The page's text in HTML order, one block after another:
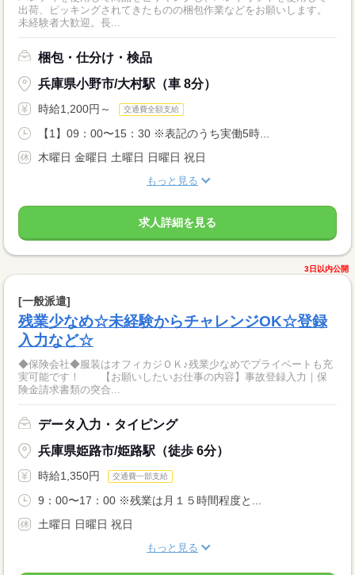
出荷、ピッキングされてきたものの梱包作業などをお願いします。
未経験者大歓迎。長...
梱包・仕分け・検品
兵庫県小野市/大村駅（車 8分）
時給1,200円～ 交通費全額支給
【1】09：00〜15：30 ※表記のうち実働5時...
木曜日 金曜日 土曜日 日曜日 祝日
もっと見る
求人詳細を見る
3日以内公開
[一般派遣]
残業少なめ☆未経験からチャレンジOK☆登録
入力など☆
◆保険会社◆服装はオフィカジＯＫ♪残業少なめでプライベートも充
実可能です！ 【お願いしたいお仕事の内容】事故登録入力｜保
険金請求書類の突合...
データ入力・タイピング
兵庫県姫路市/姫路駅（徒歩 6分）
時給1,350円 交通費一部支給
9：00〜17：00 ※残業は月１５時間程度と...
土曜日 日曜日 祝日
もっと見る